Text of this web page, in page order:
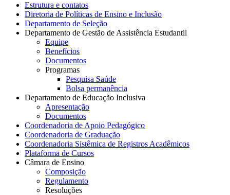
Estrutura e contatos
Diretoria de Políticas de Ensino e Inclusão
Departamento de Seleção
Departamento de Gestão de Assistência Estudantil
Equipe
Benefícios
Documentos
Programas
Pesquisa Saúde
Bolsa permanência
Departamento de Educação Inclusiva
Apresentação
Documentos
Coordenadoria de Apoio Pedagógico
Coordenadoria de Graduação
Coordenadoria Sistêmica de Registros Acadêmicos
Plataforma de Cursos
Câmara de Ensino
Composição
Regulamento
Resoluções